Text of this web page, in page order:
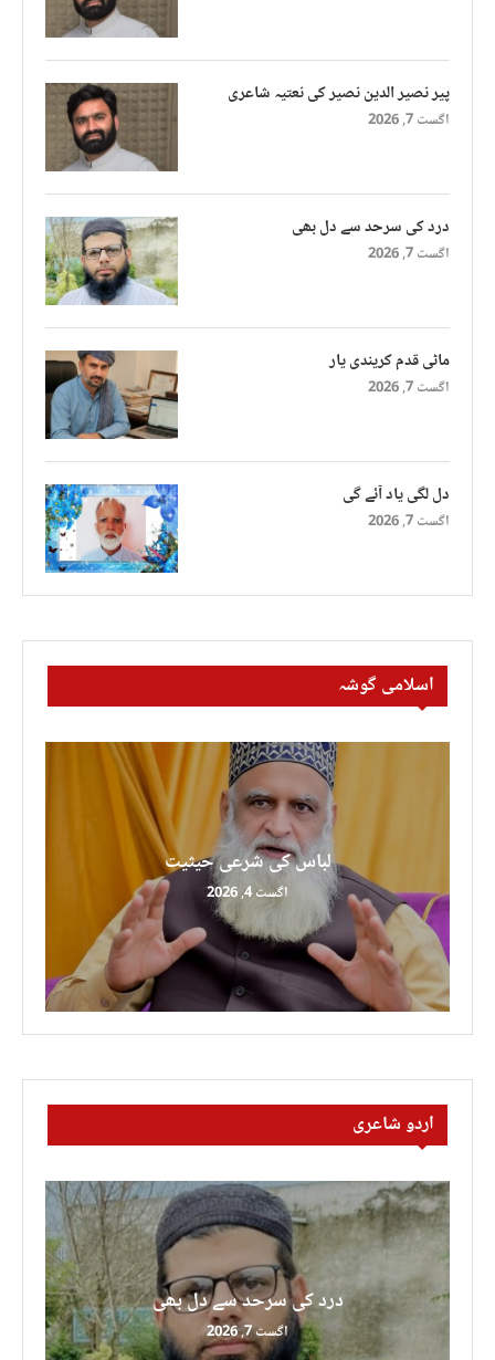
پیر نصیر الدین نصیر کی نعتیہ شاعری
اگست 7, 2026
درد کی سرحد سے دل بھی
اگست 7, 2026
ماٹی قدم کریندی یار
اگست 7, 2026
دل لگی یاد آئے گی
اگست 7, 2026
اسلامی گوشہ
لباس کی شرعی حیثیت
اگست 4, 2026
اردو شاعری
درد کی سرحد سے دل بھی
اگست 7, 2026